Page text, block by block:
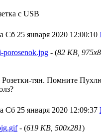
с USB
Сб 25 января 2020 12:00:10
porosenok.jpg - (82 KB,
Розетки-тян. Помните
Сб 25 января 2020 12:09:37
- (619 KB, 500x281)